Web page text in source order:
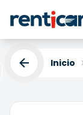
Inicio